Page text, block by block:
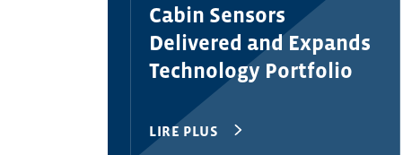
Cabin Sensors
Delivered and Expands
Technology Portfolio
LIRE PLUS